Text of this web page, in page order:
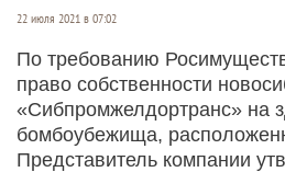
22 июля 2021 в 07:02
По требованию
право собственности
«Сибпромжелдортранс» на
бомбоубежища,
Представитель компании